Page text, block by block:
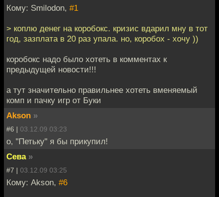
Кому: Smilodon, #1
> коплю денег на коробокс. кризис вдарил мну в тот
год, зазплата в 20 раз упала. но, коробох - хочу ))
коробокс надо было хотеть в комментах к
предыдущей новости!!!
а тут значительно правильнее хотеть вменяемый
комп и пачку игр от Буки
Akson »
#6 | 03.12.09 03:23
о, "Петьку" я бы прикупил!
Сева »
#7 | 03.12.09 03:25
Кому: Akson, #6